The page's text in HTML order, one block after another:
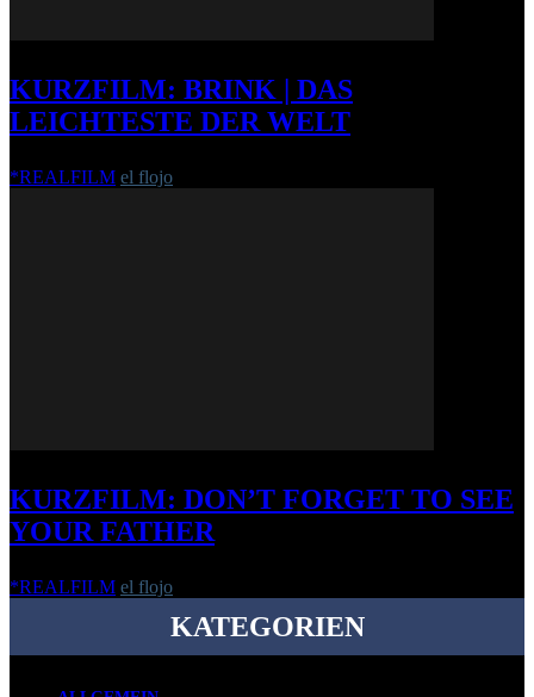
KURZFILM: BRINK | DAS
LEICHTESTE DER WELT
*REALFILM el flojo
KURZFILM: DON’T FORGET TO SEE
YOUR FATHER
*REALFILM el flojo
KATEGORIEN